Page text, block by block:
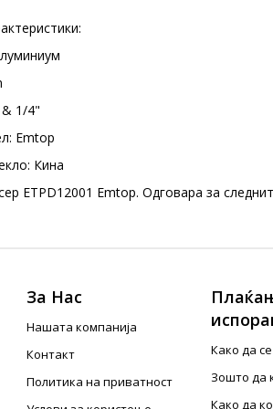
1/4"
Emtop
Кина
ETPD12001 Emtop. Одговара за
За Нас
Нашата компанија
Контакт
Политика на приватност
Како да
Зошто да
Како да